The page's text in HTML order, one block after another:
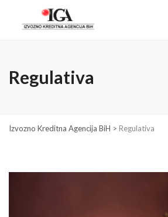
Regulativa
Izvozno Kreditna Agencija BiH > Regulativa